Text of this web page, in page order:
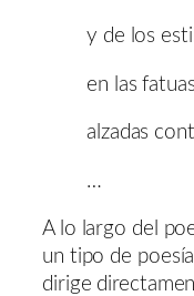
y de los
en las
alzadas
…
A lo largo del
un tipo de
dirige